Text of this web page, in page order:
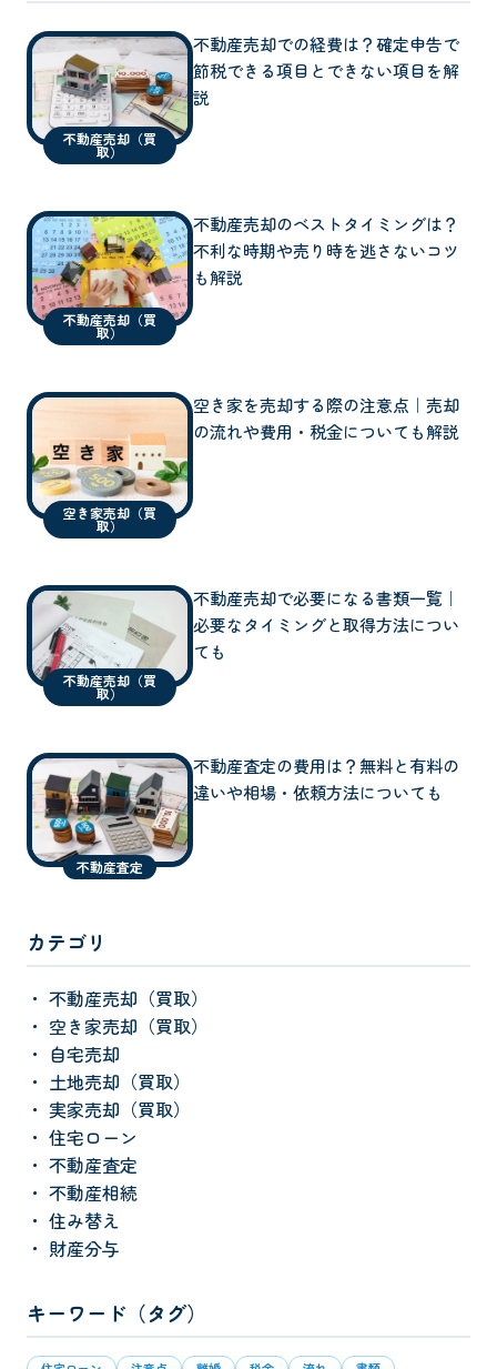
不動産売却（買
取）
不動産売却での経費は？確定申告で
節税できる項目とできない項目を解
説
不動産売却（買
取）
不動産売却のベストタイミングは？
不利な時期や売り時を逃さないコツ
も解説
空き家売却（買
取）
空き家を売却する際の注意点｜売却
の流れや費用・税金についても解説
不動産売却（買
取）
不動産売却で必要になる書類一覧｜
必要なタイミングと取得方法につい
ても
不動産査定
不動産査定の費用は？無料と有料の
違いや相場・依頼方法についても
カテゴリ
不動産売却（買取）
空き家売却（買取）
自宅売却
土地売却（買取）
実家売却（買取）
住宅ローン
不動産査定
不動産相続
住み替え
財産分与
キーワード（タグ）